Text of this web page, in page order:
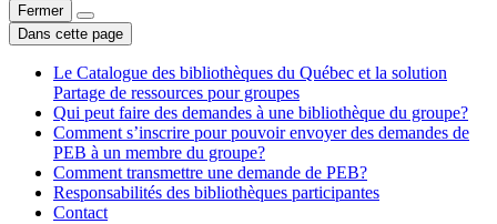
Fermer
Dans cette page
Le Catalogue des bibliothèques du Québec et la solution
Partage de ressources pour groupes
Qui peut faire des demandes à une bibliothèque du groupe?
Comment s’inscrire pour pouvoir envoyer des demandes de
PEB à un membre du groupe?
Comment transmettre une demande de PEB?
Responsabilités des bibliothèques participantes
Contact